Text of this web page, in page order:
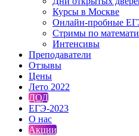
Курсы в Москве
Онлайн-пробные
Стримы по
Интенсивы
Преподаватели
Отзывы
Цены
Лето 2022
ДОД
ЕГЭ-2023
О нас
Акции